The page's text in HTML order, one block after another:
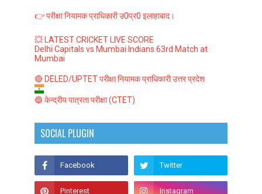
👉 परीक्षा नियामक प्राधिकारी उ0प्र0 इलाहाबाद।
💥 LATEST CRICKET LIVE SCORE
Delhi Capitals vs Mumbai Indians 63rd Match at
Mumbai
🔴 DELED/UPTET परीक्षा नियामक प्राधिकारी उत्तर प्रदेश
🔵 केन्द्रीय पात्रता परीक्षा (CTET)
SOCIAL PLUGIN